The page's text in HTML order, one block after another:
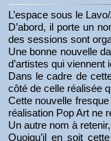
L’espace sous le
D’abord, il porte un
des sessions sont
Une bonne nouvelle
d’artistes qui
Dans le cadre de
côté de celle réalisée
Cette nouvelle
réalisation Pop Art ne
Un autre nom à
Quoiqu’il en soit